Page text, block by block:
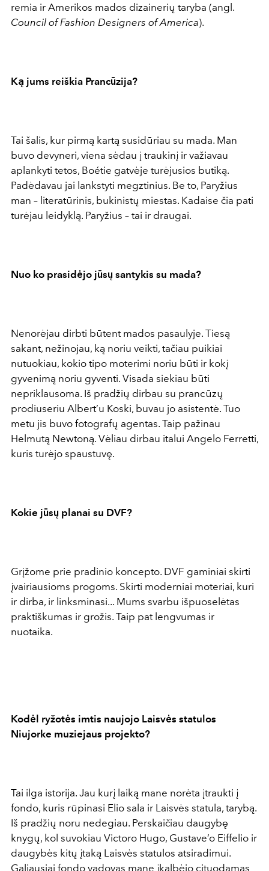
remia ir Amerikos mados dizainerių taryba (angl.
Council of Fashion Designers of America).
Ką jums reiškia Prancūzija?
Tai šalis, kur pirmą kartą susidūriau su mada. Man
buvo devyneri, viena sėdau į traukinį ir važiavau
aplankyti tetos, Boétie gatvėje turėjusios butiką.
Padėdavau jai lankstyti megztinius. Be to, Paryžius
man – literatūrinis, bukinistų miestas. Kadaise čia pati
turėjau leidyklą. Paryžius – tai ir draugai.
Nuo ko prasidėjo jūsų santykis su mada?
Nenorėjau dirbti būtent mados pasaulyje. Tiesą
sakant, nežinojau, ką noriu veikti, tačiau puikiai
nutuokiau, kokio tipo moterimi noriu būti ir kokį
gyvenimą noriu gyventi. Visada siekiau būti
nepriklausoma. Iš pradžių dirbau su prancūzų
prodiuseriu Albert’u Koski, buvau jo asistentė. Tuo
metu jis buvo fotografų agentas. Taip pažinau
Helmutą Newtoną. Vėliau dirbau italui Angelo Ferretti,
kuris turėjo spaustuvę.
Kokie jūsų planai su DVF?
Grįžome prie pradinio koncepto. DVF gaminiai skirti
įvairiausioms progoms. Skirti moderniai moteriai, kuri
ir dirba, ir linksminasi... Mums svarbu išpuoselėtas
praktiškumas ir grožis. Taip pat lengvumas ir
nuotaika.
Kodėl ryžotės imtis naujojo Laisvės statulos
Niujorke muziejaus projekto?
Tai ilga istorija. Jau kurį laiką mane norėta įtraukti į
fondo, kuris rūpinasi Elio sala ir Laisvės statula, tarybą.
Iš pradžių noru nedegiau. Perskaičiau daugybę
knygų, kol suvokiau Victoro Hugo, Gustave’o Eiffelio ir
daugybės kitų įtaką Laisvės statulos atsiradimui.
Galiausiai fondo vadovas mane įkalbėjo cituodamas